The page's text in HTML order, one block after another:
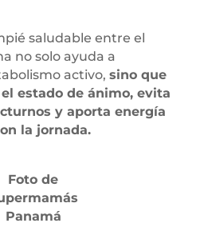
saludable entre el
no solo ayuda a
activo, sino que
estado de ánimo, evita
y aporta energía
la jornada.
Foto de
Panamá